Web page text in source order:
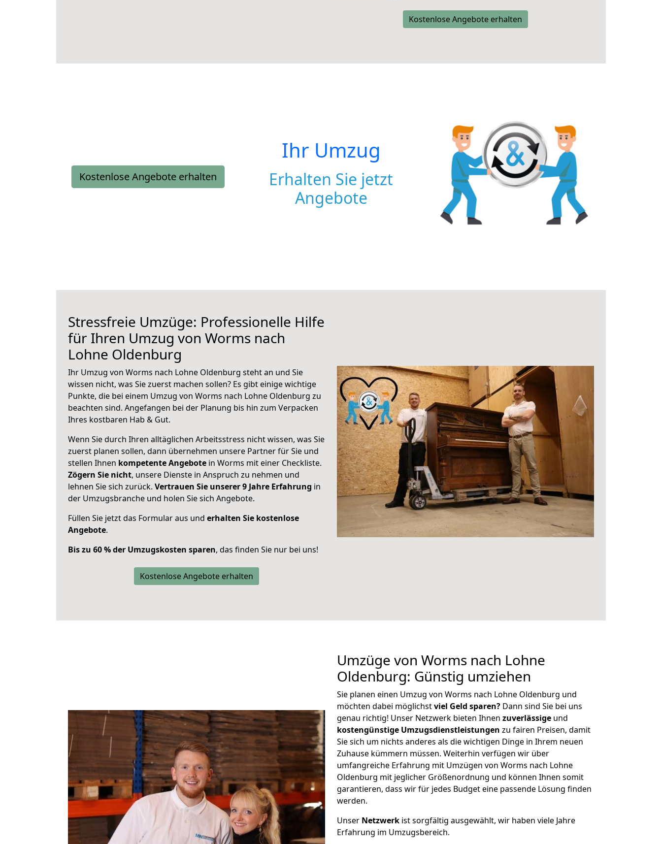
Kostenlose Angebote erhalten
Kostenlose Angebote erhalten
Ihr Umzug
Erhalten Sie jetzt
Angebote
Stressfreie Umzüge: Professionelle Hilfe
für Ihren Umzug von Worms nach
Lohne Oldenburg
Ihr Umzug von Worms nach Lohne Oldenburg steht an und Sie
wissen nicht, was Sie zuerst machen sollen? Es gibt einige wichtige
Punkte, die bei einem Umzug von Worms nach Lohne Oldenburg zu
beachten sind. Angefangen bei der Planung bis hin zum Verpacken
Ihres kostbaren Hab & Gut.
Wenn Sie durch Ihren alltäglichen Arbeitsstress nicht wissen, was Sie
zuerst planen sollen, dann übernehmen unsere Partner für Sie und
stellen Ihnen kompetente Angebote in Worms mit einer Checkliste.
Zögern Sie nicht, unsere Dienste in Anspruch zu nehmen und
lehnen Sie sich zurück. Vertrauen Sie unserer 9 Jahre Erfahrung in
der Umzugsbranche und holen Sie sich Angebote.
Füllen Sie jetzt das Formular aus und erhalten Sie kostenlose
Angebote.
Bis zu 60 % der Umzugskosten sparen, das finden Sie nur bei uns!
Kostenlose Angebote erhalten
Umzüge von Worms nach Lohne
Oldenburg: Günstig umziehen
Sie planen einen Umzug von Worms nach Lohne Oldenburg und
möchten dabei möglichstviel Geld sparen? Dann sind Sie bei uns
genau richtig! Unser Netzwerk bieten Ihnen zuverlässige und
kostengünstige Umzugsdienstleistungen zu fairen Preisen, damit
Sie sich um nichts anderes als die wichtigen Dinge in Ihrem neuen
Zuhause kümmern müssen. Weiterhin verfügen wir über
umfangreiche Erfahrung mit Umzügen von Worms nach Lohne
Oldenburg mit jeglicher Größenordnung und können Ihnen somit
garantieren, dass wir für jedes Budget eine passende Lösung finden
werden.
Unser Netzwerk ist sorgfältig ausgewählt, wir haben viele Jahre
Erfahrung im Umzugsbereich.